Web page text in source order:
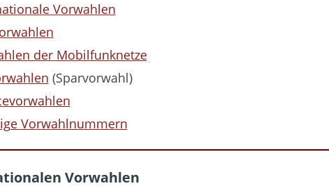
Vorwahlen
der Mobilfunknetze
(Sparvorwahl)
Vorwahlnummern
Vorwahlen